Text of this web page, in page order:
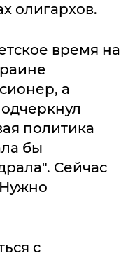
олигархов.
время на
а
политика
бы
Сейчас
с